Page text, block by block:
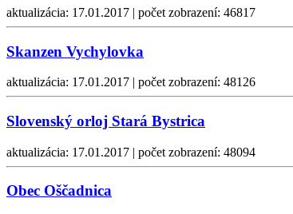
aktualizácia: 17.01.2017 | počet zobrazení: 46817
Skanzen Vychylovka
aktualizácia: 17.01.2017 | počet zobrazení: 48126
Slovenský orloj Stará Bystrica
aktualizácia: 17.01.2017 | počet zobrazení: 48094
Obec Oščadnica